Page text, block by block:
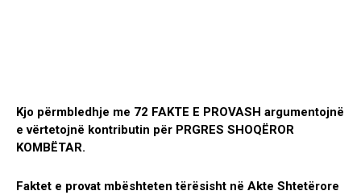
Kjo përmbledhje me 72 FAKTE E PROVASH argumentojnë
e vërtetojnë kontributin për PRGRES SHOQËROR
KOMBËTAR.
Faktet e provat mbështeten tërësisht në Akte Shtetërore